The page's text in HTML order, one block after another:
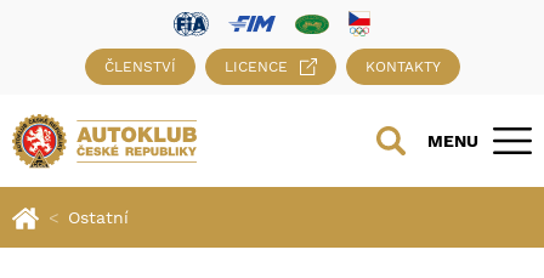
ČLENSTVÍ LICENCE KONTAKTY
MENU
Ostatní